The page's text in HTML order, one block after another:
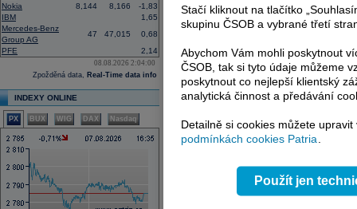
Nokia
8,144 8,166
-1,83
IBM
1,65
Mercedes-Benz
Group AG
47 47,015
0,68
PFE
2,14
08.08.2026 2:04:00
Zpožděná data, Real-Time data info
INDEXY ONLINE
PX BUX WIG DAX Nasdaq
Stačí kliknout na tlačítko
skupinu ČSOB a vybrané třetí
Abychom Vám mohli poskytnout
ČSOB, tak si tyto údaje můžeme
poskytnout co nejlepší klientský
analytická činnost a předávání
Detailně si cookies můžete
podmínkách cookies Patria.
Použít jen